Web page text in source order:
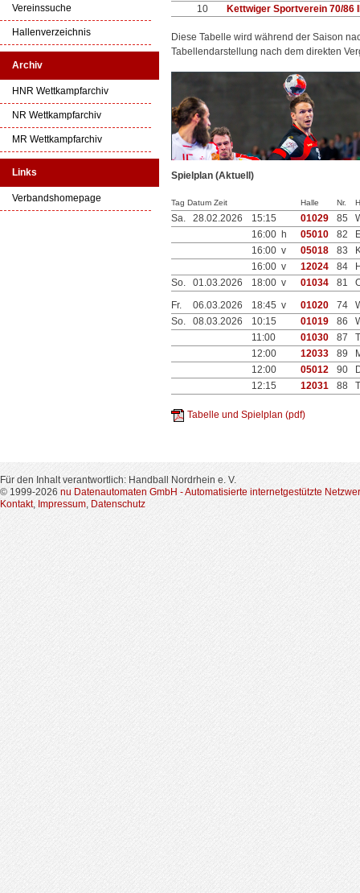
Vereinssuche
Hallenverzeichnis
Archiv
HNR Wettkampfarchiv
NR Wettkampfarchiv
MR Wettkampfarchiv
Links
Verbandshomepage
10
Kettwiger Sportverein 70/86
Diese Tabelle wird während der Saison
Tabellendarstellung nach dem direkten
Spielplan (Aktuell)
Tag Datum Zeit Halle Nr.
Sa. 28.02.2026 15:15 01029 85
16:00 h
05010 82
16:00 v
05018 83
16:00 v
12024 84
So.
01.03.2026 18:00 v 01034 81
Fr.
06.03.2026 18:45 v 01020 74
So.
08.03.2026 10:15 01019 86
11:00
01030 87
12:00
12033 89
12:00
05012 90
12:15
12031 88
Tabelle und Spielplan (pdf)
Für den Inhalt verantwortlich: Handball Nordrhein e. V.
© 1999-2026 nu Datenautomaten GmbH - Automatisierte internetgestützte
Kontakt, Impressum, Datenschutz